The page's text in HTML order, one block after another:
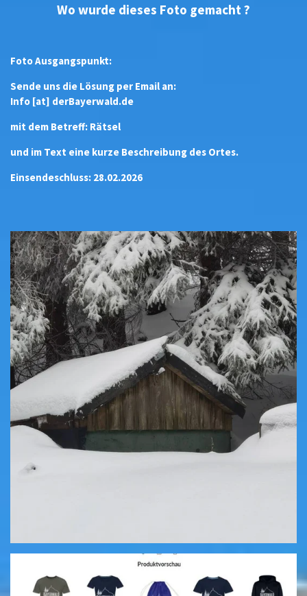
Wo wurde dieses Foto gemacht ?
Foto Ausgangspunkt:
Sende uns die Lösung per Email an:
Info [at] derBayerwald.de
mit dem Betreff: Rätsel
und im Text eine kurze Beschreibung des Ortes.
Einsendeschluss: 28.02.2026